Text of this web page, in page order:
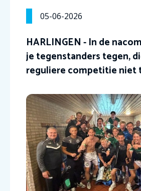
05-06-2026
HARLINGEN - In de
je tegenstanders tegen,
reguliere competitie niet